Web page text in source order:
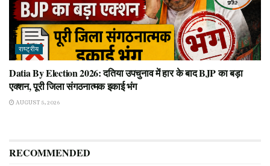
राष्ट्रीय
Datia By Election 2026: दतिया उपचुनाव में हार के बाद BJP का बड़ा
एक्शन, पूरी जिला संगठनात्मक इकाई भंग
AUGUST 5, 2026
RECOMMENDED